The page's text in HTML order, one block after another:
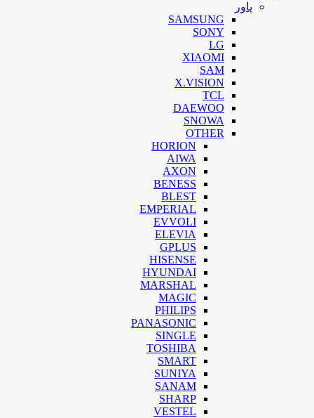
پاور
SAMSUNG
SONY
LG
XIAOMI
SAM
X.VISION
TCL
DAEWOO
SNOWA
OTHER
HORION
AIWA
AXON
BENESS
BLEST
EMPERIAL
EVVOLI
ELEVIA
GPLUS
HISENSE
HYUNDAI
MARSHAL
MAGIC
PHILIPS
PANASONIC
SINGLE
TOSHIBA
SMART
SUNIYA
SANAM
SHARP
VESTEL